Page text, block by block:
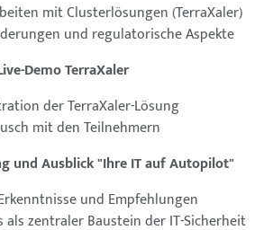
mit Clusterlösungen (TerraXaler)
und regulatorische Aspekte
Demo TerraXaler
der TerraXaler-Lösung
mit den Teilnehmern
und Ausblick "Ihre IT auf Autopilot"
und Empfehlungen
als zentraler Baustein der IT-Sicherheit